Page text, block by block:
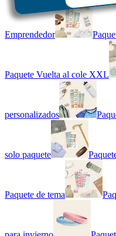
Emprendedor
Paquete Vuelta al cole XXL
personalizados
solo paquete
Paquete de tema